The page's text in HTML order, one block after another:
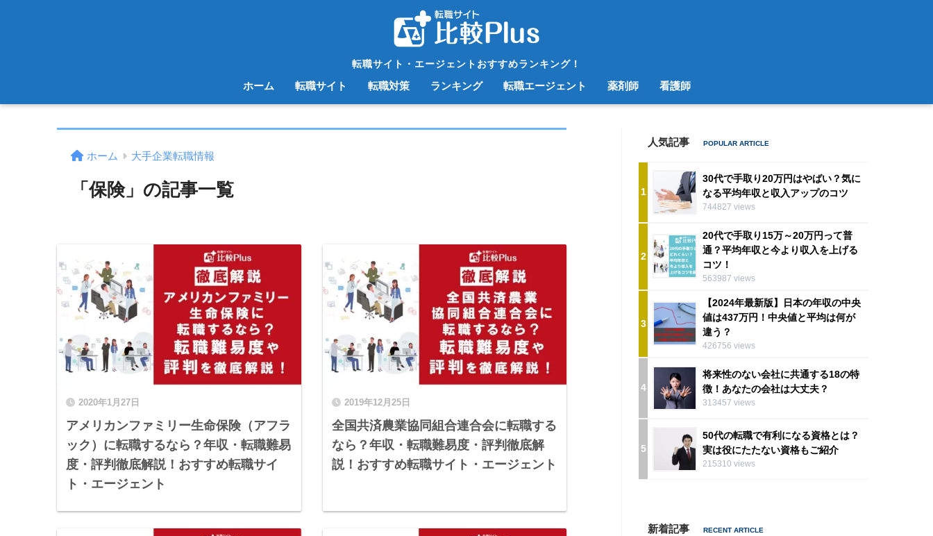
転職サイト・エージェントおすすめランキング！
ホーム 転職サイト 転職対策 ランキング 転職エージェント 薬剤師 看護師
ホーム 大手企業転職情報
「保険」の記事一覧
2020年1月27日
アメリカンファミリー生命保険（アフラ
ック）に転職するなら？年収・転職難易
度・評判徹底解説！おすすめ転職サイ
ト・エージェント
2019年12月25日
全国共済農業協同組合連合会に転職する
なら？年収・転職難易度・評判徹底解
説！おすすめ転職サイト・エージェント
人気記事
1
30代で手取り20万円はやばい？気に
なる平均年収と収入アップのコツ
744827 views
2
20代で手取り15万～20万円って普
通？平均年収と今より収入を上げる
コツ！
563987 views
3
【2024年最新版】日本の年収の中央
値は437万円！中央値と平均は何が
違う？
426756 views
4
将来性のない会社に共通する18の特
徴！あなたの会社は大丈夫？
313457 views
5
50代の転職で有利になる資格とは？
実は役にたたない資格もご紹介
215310 views
新着記事